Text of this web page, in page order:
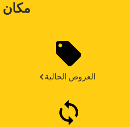
مكان
العروض الحالية